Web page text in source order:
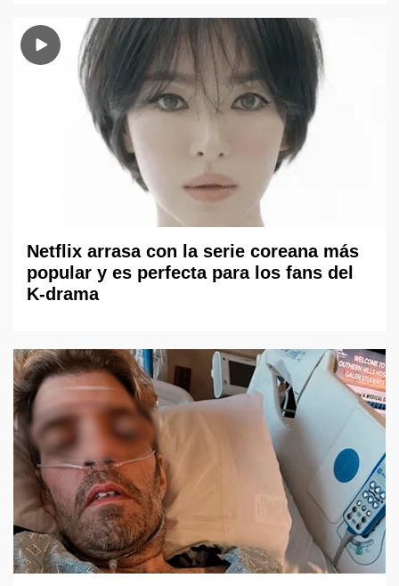
Netflix arrasa con la serie coreana más
popular y es perfecta para los fans del
K-drama